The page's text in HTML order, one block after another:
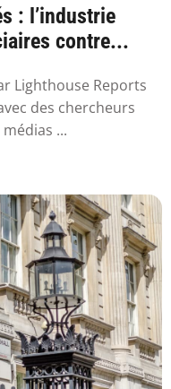
: l’industrie
contre...
Lighthouse Reports
des chercheurs
...